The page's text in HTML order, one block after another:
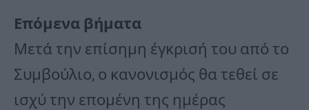
Επόμενα βήματα
Μετά την επίσημη έγκρισή του από το
Συμβούλιο, ο κανονισμός θα τεθεί σε
ισχύ την επομένη της ημέρας